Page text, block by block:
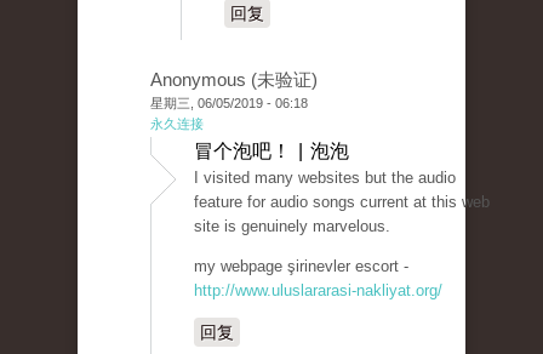
回复
Anonymous (未验证)
星期三, 06/05/2019 - 06:18
永久连接
冒个泡吧！ | 泡泡
I visited many websites but the audio
feature for audio songs current at this web
site is genuinely marvelous.
my webpage şirinevler escort -
http://www.uluslararasi-nakliyat.org/
回复